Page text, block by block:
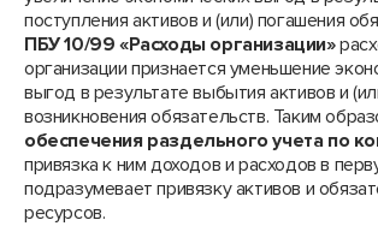
поступления активов и (или) погашения
ПБУ 10/99 «Расходы организации»
организации признается уменьшение
выгод в результате выбытия активов и
возникновения обязательств. Таким
обеспечения раздельного учета по
привязка к ним доходов и расходов в
подразумевает привязку активов и
ресурсов.